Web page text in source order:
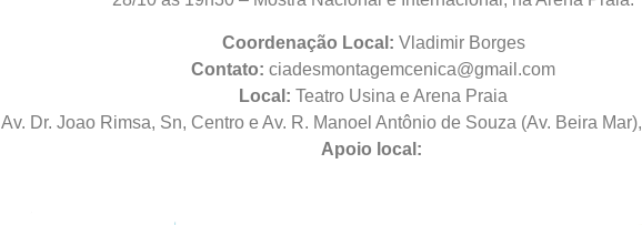
Coordenação Local: Vladimir Borges
Contato: ciadesmontagemcenica@gmail.com
Local: Teatro Usina e Arena Praia
Av. Dr. Joao Rimsa, Sn, Centro e Av. R. Manoel Antônio de Souza (Av. Beira
Apoio local: